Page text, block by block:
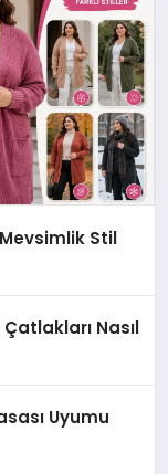
Stil
Nasıl
Uyumu